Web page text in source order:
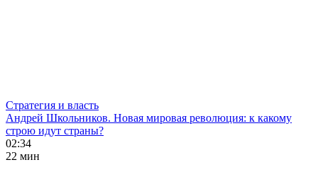
Стратегия и власть
Андрей Школьников. Новая мировая революция: к какому
строю идут страны?
02:34
22 мин